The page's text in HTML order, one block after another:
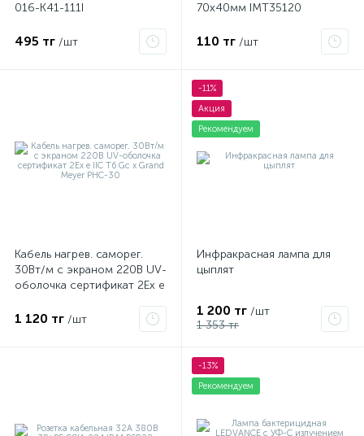
016-K41-111I
495 тг /шт
70х40мм IMT35120
110 тг /шт
Кабель нагрев. саморег.
30Вт/м с экраном 220В UV-
оболочка сертификат 2Ex e
PHC-30
1 120 тг /шт
-11%
Акция
Рекомендуем
Инфракрасная лампа для
цыплят
1 200 тг /шт
1 353 тг
-13%
Рекомендуем